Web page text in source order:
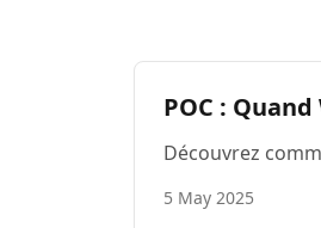
POC :
Découvrez
5 May 2025